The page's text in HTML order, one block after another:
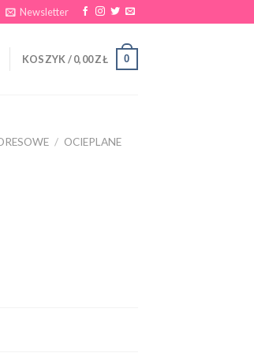
Newsletter
KOSZYK /0,00ZŁ 0
/ OCIEPLANE